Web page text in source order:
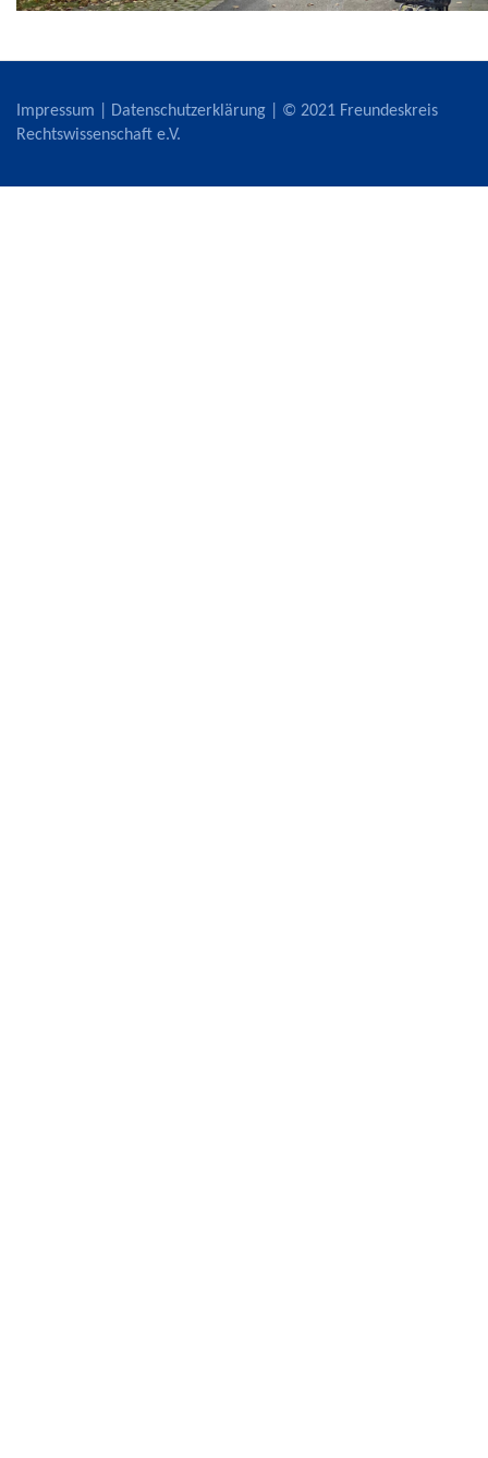
Impressum Datenschutzerklärung | © 2021 Freundeskreis
Rechtswissenschaft e.V.